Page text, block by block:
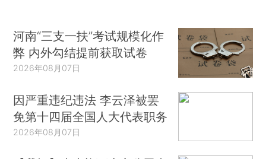
河南“三支一扶”考试规模化作
弊 内外勾结提前获取试卷
2026年08月07日
因严重违纪违法 李云泽被罢
免第十四届全国人大代表职务
2026年08月07日